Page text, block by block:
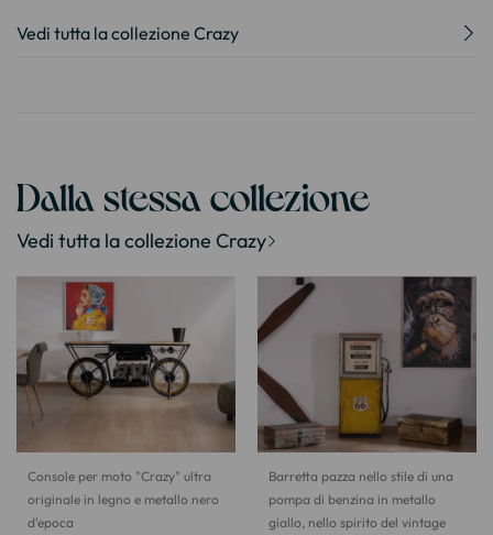
Vedi tutta la collezione Crazy
Dalla stessa collezione
Vedi tutta la collezione Crazy
Console per moto "Crazy" ultra
originale in legno e metallo nero
d'epoca
Barretta pazza nello stile di una
pompa di benzina in metallo
giallo, nello spirito del vintage